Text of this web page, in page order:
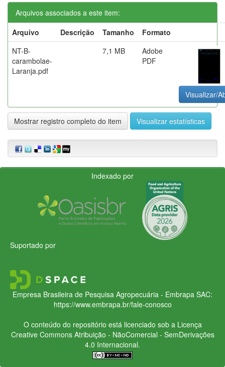
Arquivos associados a este item:
Arquivo
Descrição Tamanho
Formato
NT-B-
carambolae-
Laranja.pdf
7,1 MB
Adobe
PDF
Visualizar/
Mostrar registro completo do item Visualizar estatísticas
Indexado por
Suportado por
Empresa Brasileira de Pesquisa Agropecuária - Embrapa SAC:
https://www.embrapa.br/fale-conosco
O conteúdo do repositório está licenciado sob a Licença
Creative CommonsAtribuição - NãoComercial - SemDerivações
4.0 Internacional.